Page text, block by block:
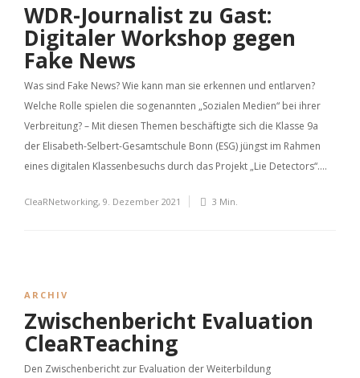
WDR-Journalist zu Gast:
Digitaler Workshop gegen
Fake News
Was sind Fake News? Wie kann man sie erkennen und entlarven?
Welche Rolle spielen die sogenannten „Sozialen Medien“ bei ihrer
Verbreitung? – Mit diesen Themen beschäftigte sich die Klasse 9a
der Elisabeth-Selbert-Gesamtschule Bonn (ESG) jüngst im Rahmen
eines digitalen Klassenbesuchs durch das Projekt „Lie Detectors“....
CleaRNetworking, 9. Dezember 2021 3 Min.
ARCHIV
Zwischenbericht Evaluation
CleaRTeaching
Den Zwischenbericht zur Evaluation der Weiterbildung